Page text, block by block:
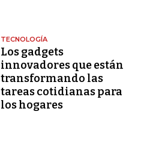
TECNOLOGÍA
Los gadgets
innovadores que están
transformando las
tareas cotidianas para
los hogares